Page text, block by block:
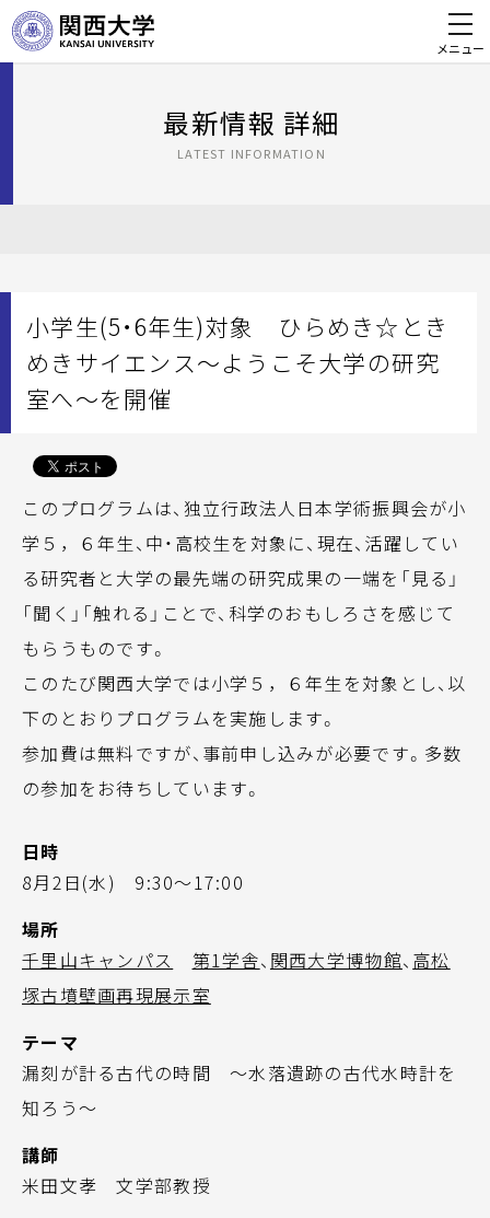
メニュー
最新情報 詳細
LATEST INFORMATION
小学生(5・6年生)対象 ひらめき☆とき
めきサイエンス～ようこそ大学の研究
室へ～を開催
このプログラムは、独立行政法人日本学術振興会が小
学５，６年生、中・高校生を対象に、現在、活躍してい
る研究者と大学の最先端の研究成果の一端を「見る」
「聞く」「触れる」ことで、科学のおもしろさを感じて
もらうものです。
このたび関西大学では小学５，６年生を対象とし、以
下のとおりプログラムを実施します。
参加費は無料ですが、事前申し込みが必要です。多数
の参加をお待ちしています。
日時
8月2日(水) 9:30～17:00
場所
千里山キャンパス
第1学舎、 関西大学博物館、 高松
塚古墳壁画再現展示室
テーマ
漏刻が計る古代の時間 ～水落遺跡の古代水時計を
知ろう～
講師
米田文孝 文学部教授